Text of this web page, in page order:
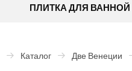
ПЛИТКА ДЛЯ ВАННОЙ
Каталог Две Венеции